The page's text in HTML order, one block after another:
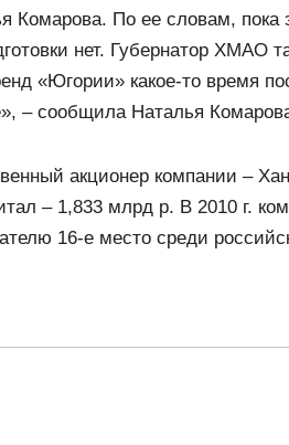
Комарова. По ее словам, пока
нет. Губернатор ХМАО
«Югории» какое-то время
– сообщила Наталья
акционер компании –
– 1,833 млрд р. В 2010 г.
16-е место среди